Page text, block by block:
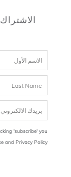
'subscribe' you
and Privacy Policy